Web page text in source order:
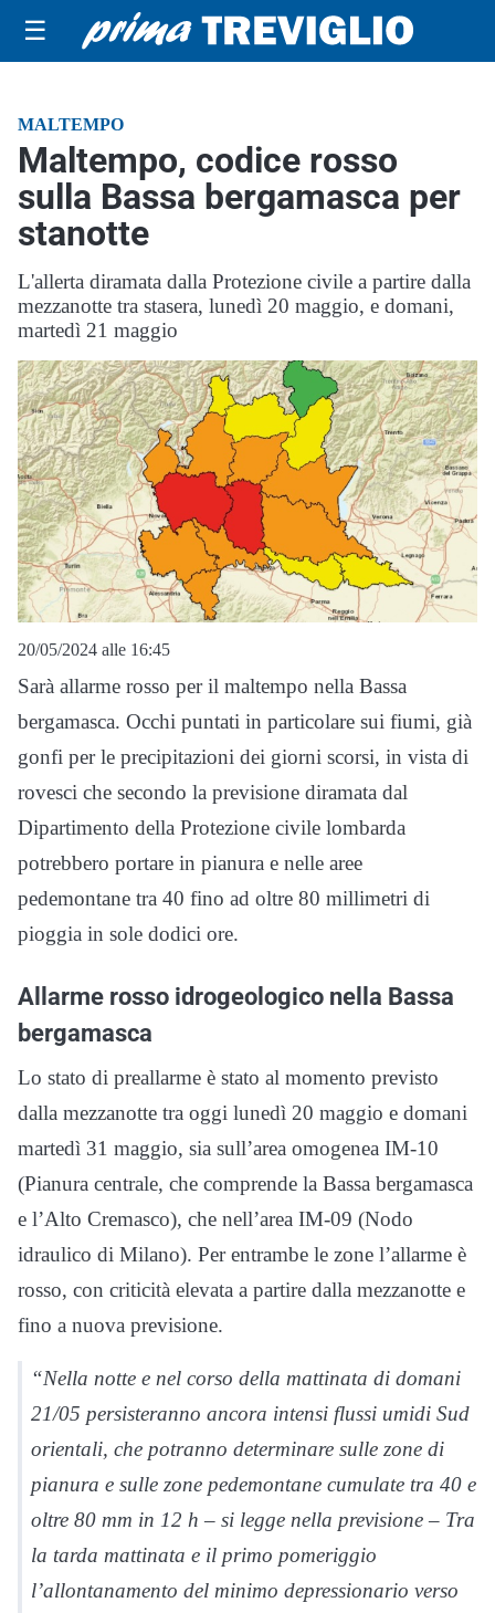
☰
MALTEMPO
Maltempo, codice rosso
sulla Bassa bergamasca per
stanotte
L'allerta diramata dalla Protezione civile a partire dalla
mezzanotte tra stasera, lunedì 20 maggio, e domani,
martedì 21 maggio
20/05/2024 alle 16:45
Sarà allarme rosso per il maltempo nella Bassa
bergamasca. Occhi puntati in particolare sui fiumi, già
gonfi per le precipitazioni dei giorni scorsi, in vista di
rovesci che secondo la previsione diramata dal
Dipartimento della Protezione civile lombarda
potrebbero portare in pianura e nelle aree
pedemontane tra 40 fino ad oltre 80 millimetri di
pioggia in sole dodici ore.
Allarme rosso idrogeologico nella Bassa
bergamasca
Lo stato di preallarme è stato al momento previsto
dalla mezzanotte tra oggi lunedì 20 maggio e domani
martedì 31 maggio, sia sull’area omogenea IM-10
(Pianura centrale, che comprende la Bassa bergamasca
e l’Alto Cremasco), che nell’area IM-09 (Nodo
idraulico di Milano). Per entrambe le zone l’allarme è
rosso, con criticità elevata a partire dalla mezzanotte e
fino a nuova previsione.
“Nella notte e nel corso della mattinata di domani
21/05 persisteranno ancora intensi flussi umidi Sud
orientali, che potranno determinare sulle zone di
pianura e sulle zone pedemontane cumulate tra 40 e
oltre 80 mm in 12 h – si legge nella previsione – Tra
la tarda mattinata e il primo pomeriggio
l’allontanamento del minimo depressionario verso